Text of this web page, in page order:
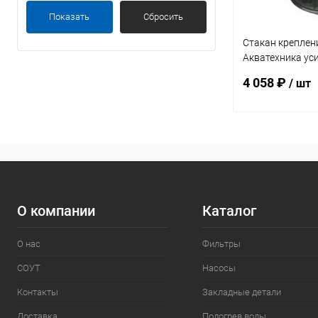
Показать Сбросить
Стакан
Акватехника
4 058 ₽ / шт
О компании
О нас
СОУТ
Контакты
Каталог
Фильтры
Насосы
Закладные детали